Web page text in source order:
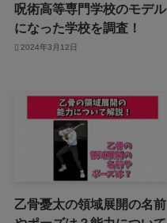
呪術高等専門学校のモデル
になった学校を調査！
2024年3月12日
乙骨憂太の領域展開の名前